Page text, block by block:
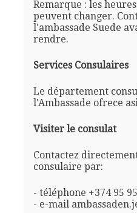
Remarque : les
peuvent changer.
l'ambassade Suede
rendre.
Services Consulaires
Le département
l'Ambassade ofrece
Visiter le consulat
Contactez
consulaire par:
- téléphone +374 95
- e-mail